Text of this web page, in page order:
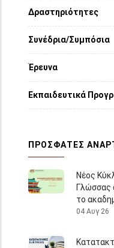
Δραστηριότητες
Συνέδρια/Συμπόσια
Έρευνα
Εκπαιδευτικά
ΠΡΌΣΦΑΤΕΣ
Νέος
Γλώσσας
το
04 Αυγ 26